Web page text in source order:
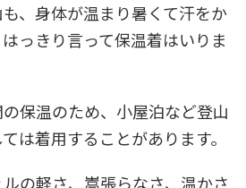
、身体が温まり暑くて汗をか
っきり言って保温着はいりま
保温のため、小屋泊など登山
は着用することがあります。
の軽さ、嵩張らなさ、温かさ